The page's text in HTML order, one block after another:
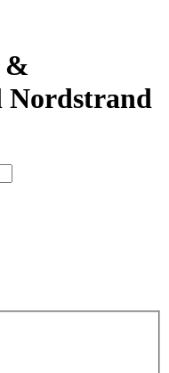
&
Nordstrand